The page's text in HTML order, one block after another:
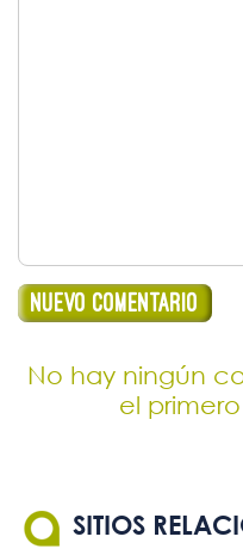
No hay ningún
el
SITIOS